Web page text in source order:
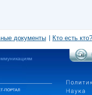
документы Кто есть кто?